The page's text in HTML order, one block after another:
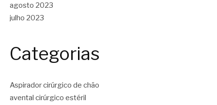
agosto 2023
julho 2023
Categorias
Aspirador cirúrgico de chão
avental cirúrgico estéril